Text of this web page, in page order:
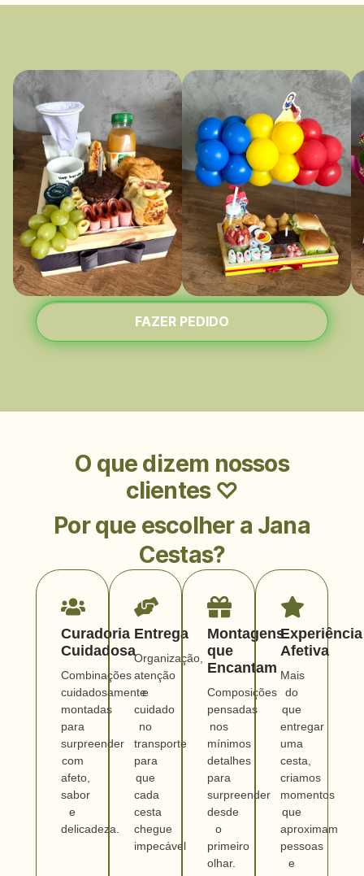
FAZER PEDIDO
O que dizem nossos
clientes ♡
Por que escolher a Jana
Cestas?
Curadoria
Cuidadosa
Combinações
cuidadosamente
montadas
para
surpreender
com
afeto,
sabor
e
delicadeza.
Entrega
Organização,
atenção
e
cuidado
no
transporte
para
que
cada
cesta
chegue
impecável
Montagens
que
Encantam
Composições
pensadas
nos
mínimos
detalhes
para
surpreender
desde
o
primeiro
olhar.
Experiência
Afetiva
Mais
do
que
entregar
uma
cesta,
criamos
momentos
que
aproximam
pessoas
e